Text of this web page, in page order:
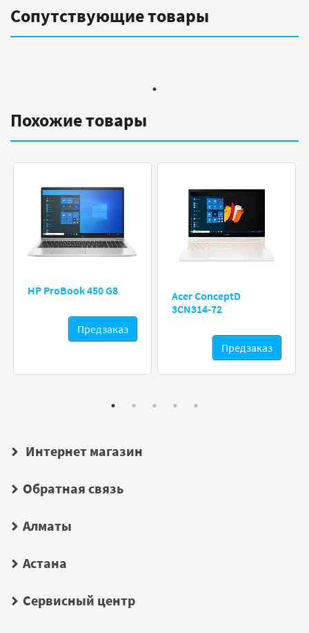
Сопутствующие товары
Похожие товары
HP ProBook 450 G8
Предзаказ
Acer ConceptD
3CN314-72
Предзаказ
Интернет магазин
Обратная связь
Алматы
Астана
Сервисный центр